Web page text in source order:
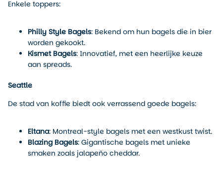
Enkele toppers:
Philly Style Bagels: Bekend om hun bagels die in bier
worden gekookt.
Kismet Bagels: Innovatief, met een heerlijke keuze
aan spreads.
Seattle
De stad van koffie biedt ook verrassend goede bagels:
Eltana: Montreal-style bagels met een westkust twist.
Blazing Bagels: Gigantische bagels met unieke
smaken zoals jalapeño cheddar.